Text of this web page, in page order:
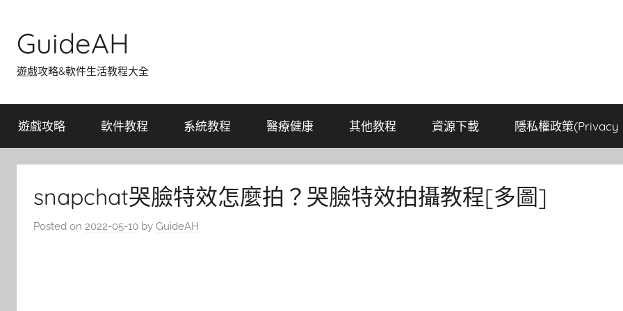
content
GuideAH
遊戲攻略&軟件生活教程大全
遊戲攻略 軟件教程 系統教程 醫療健康 其他教程 資源下載 隱私權政策(Privacy
snapchat哭臉特效怎麼拍？哭臉特效拍攝教程[多圖]
Posted on 2022-05-10 by GuideAH